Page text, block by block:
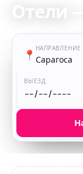
Отели
📍 НАПРАВЛЕНИЕ
Сарагоса
ВЫЕЗД